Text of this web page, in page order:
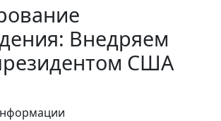
Внедряем
США